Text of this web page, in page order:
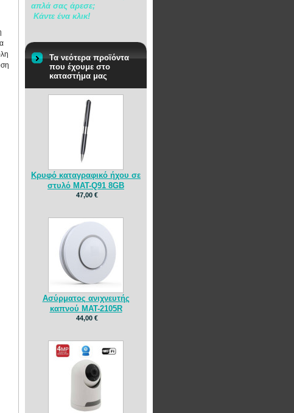
απλά σας άρεσε;
Κάντε ένα κλικ!
Τα νεότερα προϊόντα
που έχουμε στο
καταστήμα μας
Κρυφό καταγραφικό ήχου σε
στυλό MAT-Q91 8GB
47,00 €
Ασύρματος ανιχνευτής
καπνού MAT-2105R
44,00 €